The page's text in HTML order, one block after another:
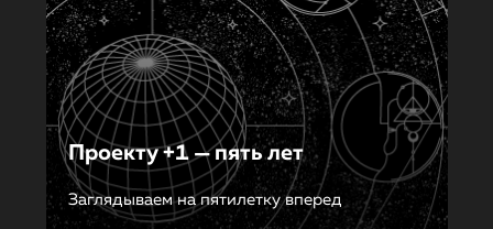
Проекту +1 — пять лет
Заглядываем на пятилетку вперед